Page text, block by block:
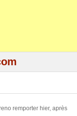
remporter hier, après